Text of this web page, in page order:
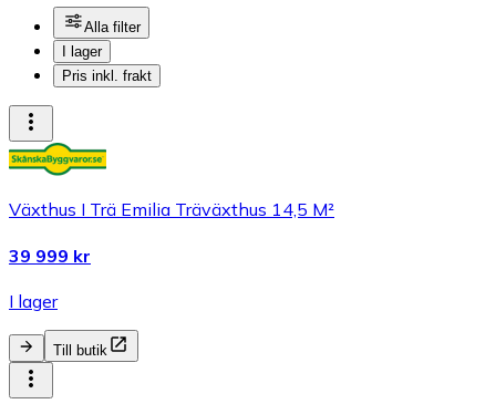
Alla filter
I lager
Pris inkl. frakt
Växthus I Trä Emilia Träväxthus 14,5 M²
39 999 kr
I lager
Till butik